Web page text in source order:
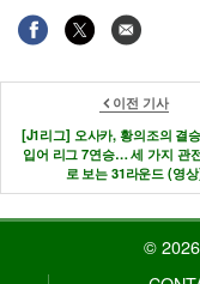
이전 기사
[J1리그] 오사카, 황의조의 결
입어 리그 7연승… 세 가지 관
로 보는 31라운드 (영
©